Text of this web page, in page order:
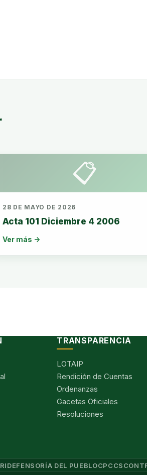
📋
28 DE MAYO DE 2026
Acta 101 Diciembre 4 2006
Ver más →
TRANSPARENCIA
LOTAIP
Rendición de Cuentas
Ordenanzas
Gacetas Oficiales
Resoluciones
DEFENSORÍA DEL PUEBLOCPCCS